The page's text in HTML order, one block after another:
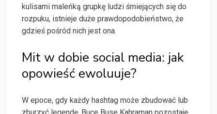
kulisami maleńką grupkę ludzi śmiejących się do
rozpuku, istnieje duże prawdopodobieństwo, że
gdzieś pośród nich jest ona.
Mit w dobie social media: jak
opowieść ewoluuje?
W epoce, gdy każdy hashtag może zbudować lub